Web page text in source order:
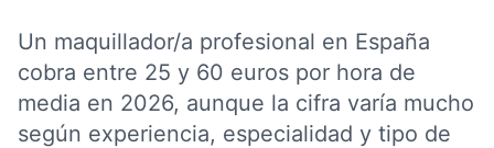
Un maquillador/a profesional en España
cobra entre 25 y 60 euros por hora de
media en 2026, aunque la cifra varía mucho
según experiencia, especialidad y tipo de